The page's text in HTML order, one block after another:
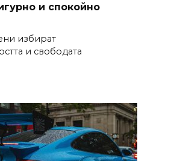
и спокойно
избират
и свободата